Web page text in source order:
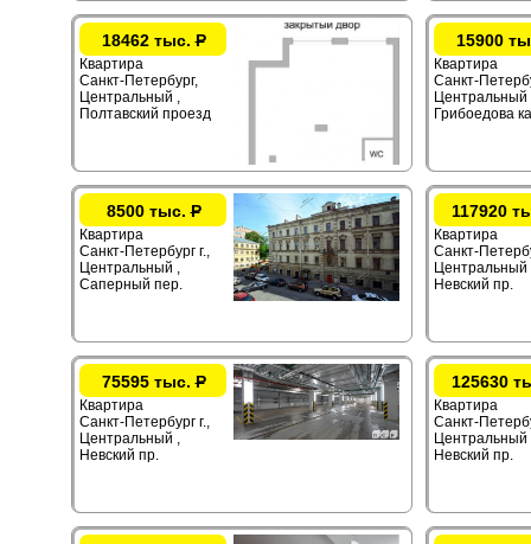
18462 тыс.Р
Квартира
Санкт-Петербург,
Центральный ,
Полтавский проезд
15900
Квартира
Санкт-
Центральный
Грибоедова
8500 тыс.Р
Квартира
Санкт-Петербург г.,
Центральный ,
Саперный пер.
117920
Квартира
Санкт-
Центральный
Невский пр.
75595 тыс.Р
Квартира
Санкт-Петербург г.,
Центральный ,
Невский пр.
125630
Квартира
Санкт-
Центральный
Невский пр.